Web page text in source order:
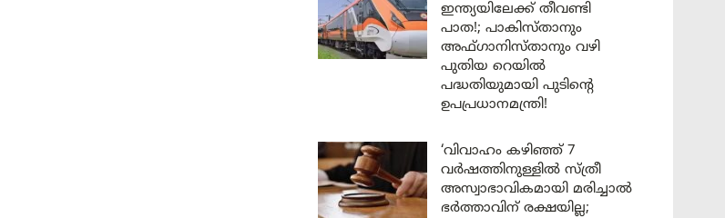
ഇന്ത്യയിലേക്ക് തീവണ്ടി
പാത!; പാകിസ്താനും
അഫ്ഗാനിസ്താനും വഴി
പുതിയ റെയിൽ
പദ്ധതിയുമായി പുടിന്റെ
ഉപപ്രധാനമന്ത്രി!
‘വിവാഹം കഴിഞ്ഞ് 7
വർഷത്തിനുള്ളിൽ സ്ത്രീ
അസ്വാഭാവികമായി മരിച്ചാൽ
ഭർത്താവിന് രക്ഷയില്ല;